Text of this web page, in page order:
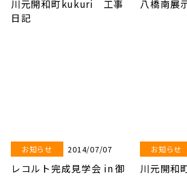
川元開和町kukuri 工事
日記
八橋南展
お知らせ 2014/07/07
レコルト完成見学会 in 御
お知らせ
川元開